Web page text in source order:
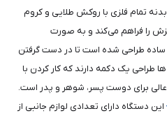
بدنه تمام فلزی با روکش طلایی و کروم
را فراهم می‌کند و به صورت
ساده طراحی شده است تا در دست گرفتن
طراحی یک دکمه دارند که کار کردن با
برای دوست پسر، شوهر و پدر است.
این دستگاه دارای تعدادی لوازم جانبی از